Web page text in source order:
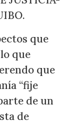
que
que
que
“fije
de un
de